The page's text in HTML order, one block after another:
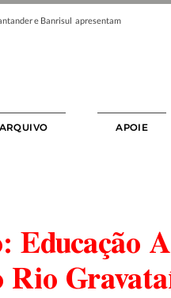
e Banrisul apresentam
ARQUIVO APOIE
Educação
Rio